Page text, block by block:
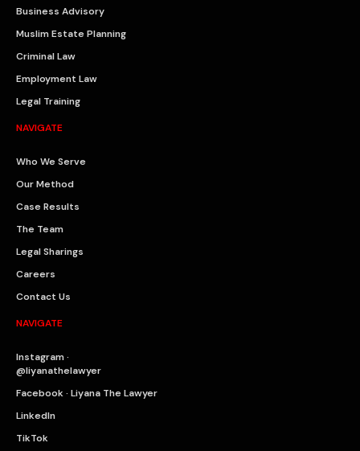
Business Advisory
Muslim Estate Planning
Criminal Law
Employment Law
Legal Training
NAVIGATE
Who We Serve
Our Method
Case Results
The Team
Legal Sharings
Careers
Contact Us
NAVIGATE
Instagram ·
@liyanathelawyer
Facebook · Liyana The Lawyer
LinkedIn
TikTok